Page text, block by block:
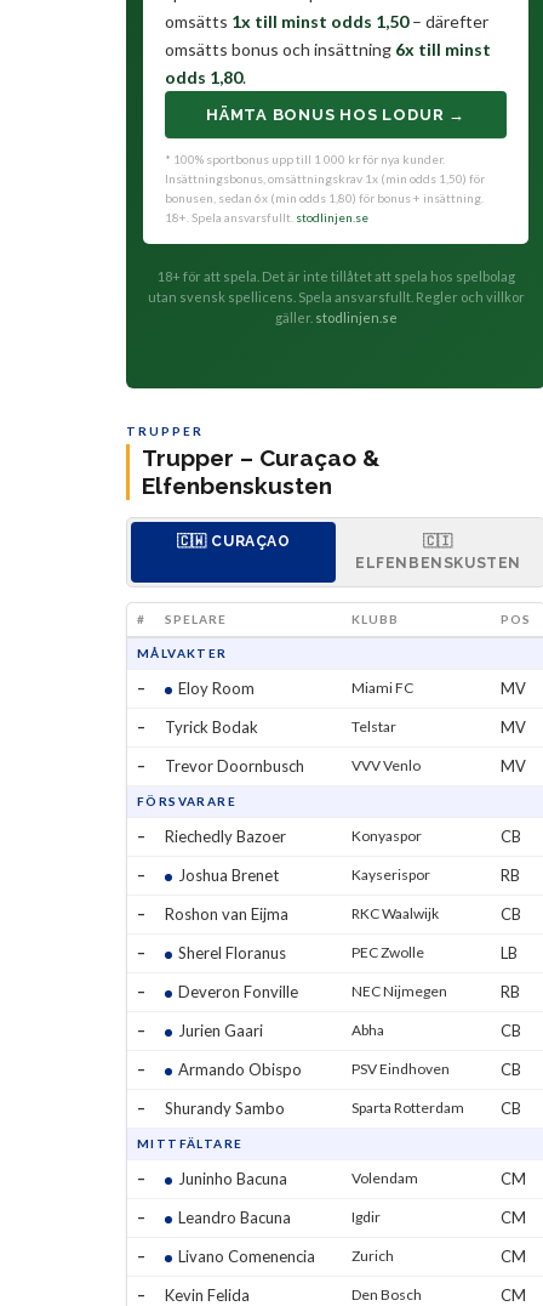
omsätts 1x till minst odds 1,50– därefter
omsätts bonus och insättning 6x till minst
odds 1,80.
HÄMTA BONUS HOS LODUR →
* 100% sportbonus upp till 1 000 kr för nya kunder.
Insättningsbonus, omsättningskrav 1x (min odds 1,50) för
bonusen, sedan 6x (min odds 1,80) för bonus + insättning.
18+. Spela ansvarsfullt. stodlinjen.se
18+ för att spela. Det är inte tillåtet att spela hos spelbolag
utan svensk spellicens. Spela ansvarsfullt. Regler och villkor
gäller. stodlinjen.se
TRUPPER
Trupper – Curaçao &
Elfenbenskusten
🇨🇼 CURAÇAO
🇨🇮
ELFENBENSKUSTEN
# SPELARE KLUBB POS
MÅLVAKTER
– Eloy Room Miami FC
MV
–
Tyrick Bodak Telstar
MV
–
Trevor Doornbusch VVV Venlo MV
FÖRSVARARE
– Riechedly Bazoer Konyaspor
CB
–
Joshua Brenet Kayserispor
RB
–
Roshon van Eijma RKC Waalwijk
CB
–
Sherel Floranus PEC Zwolle
LB
–
Deveron Fonville NEC Nijmegen
RB
–
Jurien Gaari Abha
CB
–
Armando Obispo PSV Eindhoven
CB
–
Shurandy Sambo Sparta Rotterdam CB
MITTFÄLTARE
– Juninho Bacuna Volendam
CM
–
Leandro Bacuna Igdir
CM
–
Livano Comenencia Zurich
CM
–
Kevin Felida Den Bosch
CM